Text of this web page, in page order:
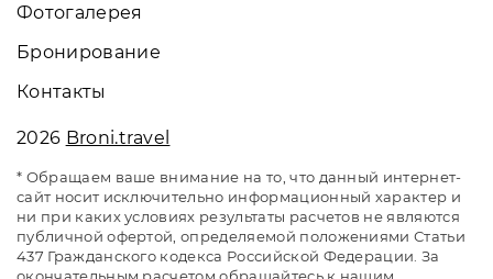
Фотогалерея
Бронирование
Контакты
2026 Broni.travel
* Обращаем ваше внимание на то, что данный интернет-
сайт носит исключительно информационный характер и
ни при каких условиях результаты расчетов не являются
публичной офертой, определяемой положениями Статьи
437 Гражданского кодекса Российской Федерации. За
окончательным расчетом обращайтесь к нашим